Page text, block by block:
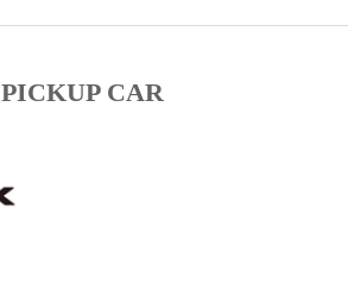
PICKUP CAR